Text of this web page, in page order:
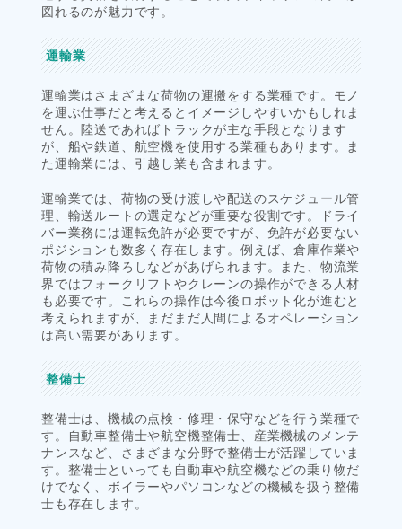
図れるのが魅力です。
運輸業
運輸業はさまざまな荷物の運搬をする業種です。モノ
を運ぶ仕事だと考えるとイメージしやすいかもしれま
せん。陸送であればトラックが主な手段となります
が、船や鉄道、航空機を使用する業種もあります。ま
た運輸業には、引越し業も含まれます。
運輸業では、荷物の受け渡しや配送のスケジュール管
理、輸送ルートの選定などが重要な役割です。ドライ
バー業務には運転免許が必要ですが、免許が必要ない
ポジションも数多く存在します。例えば、倉庫作業や
荷物の積み降ろしなどがあげられます。また、物流業
界ではフォークリフトやクレーンの操作ができる人材
も必要です。これらの操作は今後ロボット化が進むと
考えられますが、まだまだ人間によるオペレーション
は高い需要があります。
整備士
整備士は、機械の点検・修理・保守などを行う業種で
す。自動車整備士や航空機整備士、産業機械のメンテ
ナンスなど、さまざまな分野で整備士が活躍していま
す。整備士といっても自動車や航空機などの乗り物だ
けでなく、ボイラーやパソコンなどの機械を扱う整備
士も存在します。